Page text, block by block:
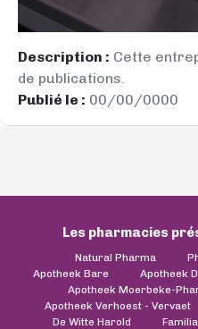
Description : Cette
de publications.
Publié le : 00/00/0000
Les pharmacies
Natural Pharma
Apotheek Bare
Apotheek
Apotheek Moerbeke-
Apotheek Verhoest - Vervaet
De Witte Harold
Familia